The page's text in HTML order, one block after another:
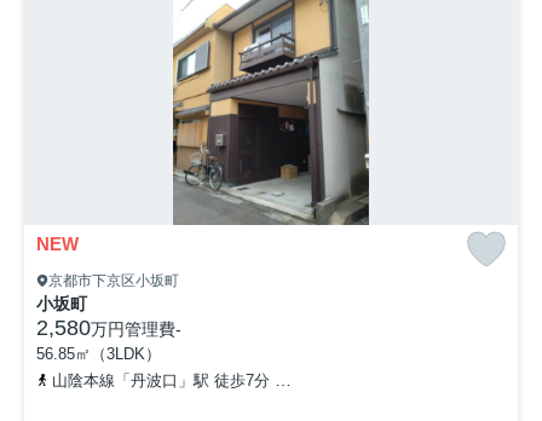
NEW
京都市下京区小坂町
小坂町
2,580万円管理費-
56.85㎡（3LDK）
山陰本線「丹波口」駅 徒歩7分